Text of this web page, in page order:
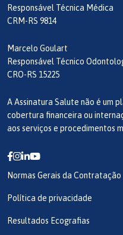
Responsável Técnica Médica
CRM-RS 9814
Marcelo Goulart
Responsável Técnico
CRO-RS 15225
A Assinatura Salute não é um
cobertura financeira ou
aos serviços e procedimentos
Normas Gerais da Contratação
Política de privacidade
Resultados Ecografias